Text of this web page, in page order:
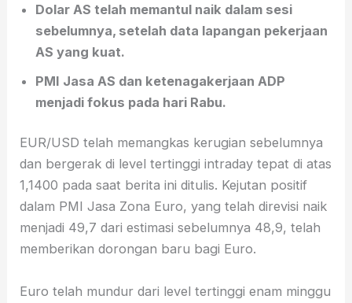
Dolar AS telah memantul naik dalam sesi
sebelumnya, setelah data lapangan pekerjaan
AS yang kuat.
PMI Jasa AS dan ketenagakerjaan ADP
menjadi fokus pada hari Rabu.
EUR/USD telah memangkas kerugian sebelumnya
dan bergerak di level tertinggi intraday tepat di atas
1,1400 pada saat berita ini ditulis. Kejutan positif
dalam PMI Jasa Zona Euro, yang telah direvisi naik
menjadi 49,7 dari estimasi sebelumnya 48,9, telah
memberikan dorongan baru bagi Euro.
Euro telah mundur dari level tertinggi enam minggu